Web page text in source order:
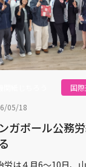
国
05/18
ガポール公務